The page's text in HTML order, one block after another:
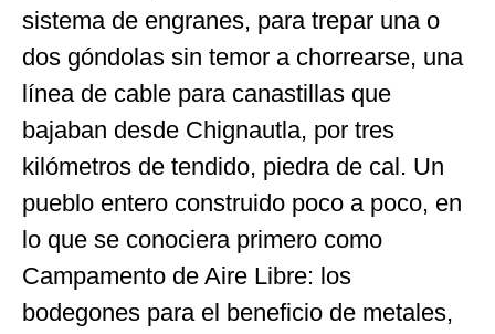
sistema de engranes, para trepar una o
dos góndolas sin temor a chorrearse, una
línea de cable para canastillas que
bajaban desde Chignautla, por tres
kilómetros de tendido, piedra de cal. Un
pueblo entero construido poco a poco, en
lo que se conociera primero como
Campamento de Aire Libre: los
bodegones para el beneficio de metales,